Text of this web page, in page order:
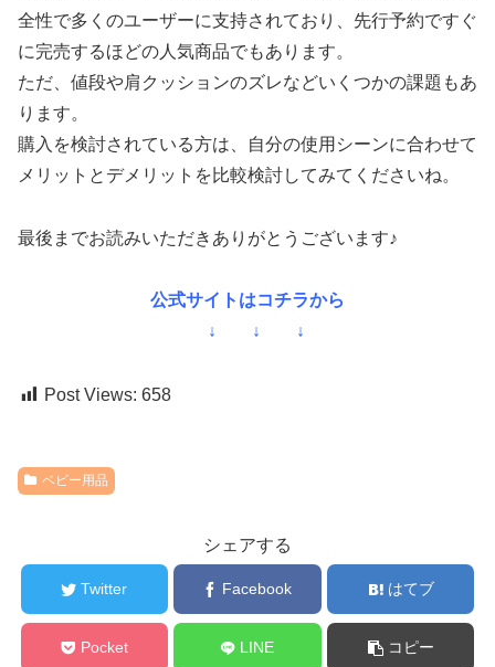
全性で多くのユーザーに支持されており、先行予約ですぐ
に完売するほどの人気商品でもあります。
ただ、値段や肩クッションのズレなどいくつかの課題もあ
ります。
購入を検討されている方は、自分の使用シーンに合わせて
メリットとデメリットを比較検討してみてくださいね。
最後までお読みいただきありがとうございます♪
公式サイトはコチラから
↓ ↓ ↓
Post Views: 658
ベビー用品
シェアする
Twitter Facebook はてブ
Pocket LINE コピー